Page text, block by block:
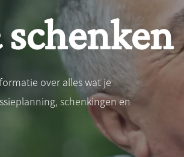
over alles wat je
schenkingen en